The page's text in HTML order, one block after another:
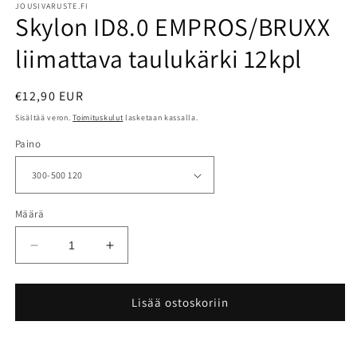
1
modaalisessa
ikkunassa
JOUSIVARUSTE.FI
Skylon ID8.0 EMPROS/BRUXX
liimattava taulukärki 12kpl
Normaalihinta
€12,90 EUR
Sisältää veron.Toimituskulut lasketaan kassalla.
Paino
Määrä
Vähennä
tuotteen
Skylon
EMPROS/BRUXX
Lisää
tuotteen
Skylon
ID8.0
EMPROS/BRUXX
Lisää ostoskoriin